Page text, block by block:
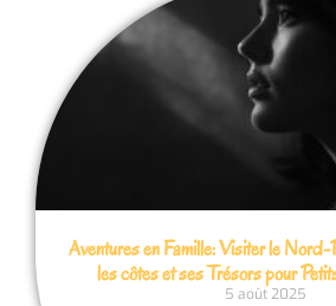
Aventures en Famille: Visiter le
les côtes et ses Trésors pour
5 août 2025